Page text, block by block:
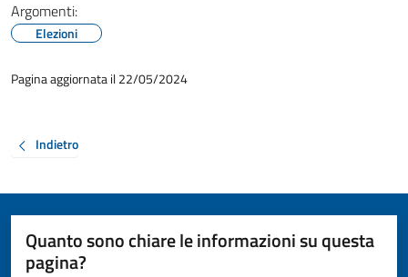
Argomenti:
Elezioni
Pagina aggiornata il 22/05/2024
Indietro
Quanto sono chiare le informazioni su questa
pagina?